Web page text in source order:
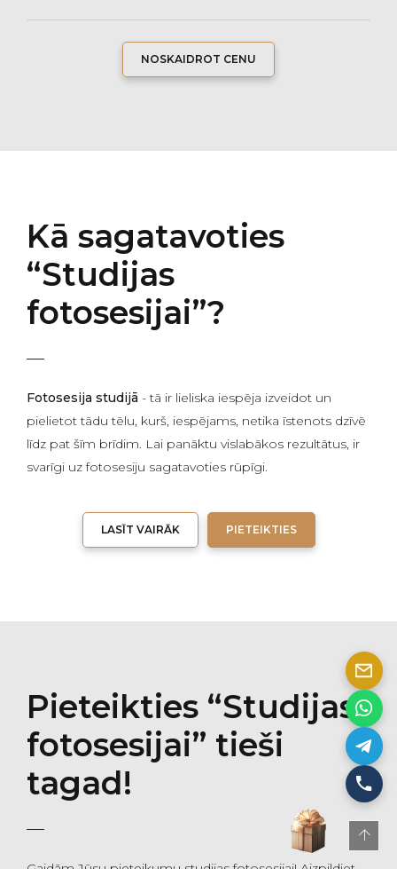
NOSKAIDROT CENU
Kā sagatavoties
“Studijas
fotosesijai”?
Fotosesija studijā - tā ir lieliska iespēja izveidot un
pielietot tādu tēlu, kurš, iespējams, netika īstenots dzīvē
līdz pat šīm brīdim. Lai panāktu vislabākos rezultātus, ir
svarīgi uz fotosesiju sagatavoties rūpīgi.
LASĪT VAIRĀK PIETEIKTIES
Pieteikties “Studijas
fotosesijai” tieši
tagad!